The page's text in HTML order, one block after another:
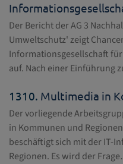
Der Bericht der AG 3
Umweltschutz' zeigt
Informationsgesellschaft
auf. Nach einer Einführung
1310. Multimedia in
Der vorliegende
in Kommunen und
beschäftigt sich mit der IT-
Regionen. Es wird der